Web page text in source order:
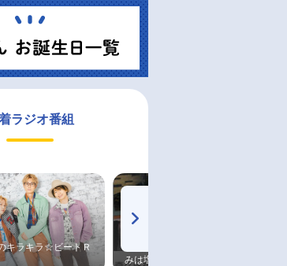
ラジオ番組
キラキラ☆ビートＲ
みは塩だけ